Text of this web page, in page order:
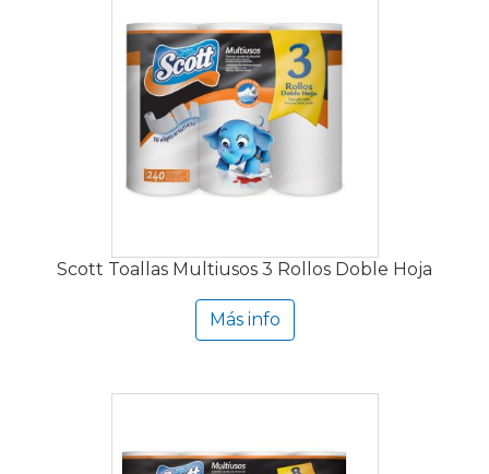
Scott Toallas Multiusos 3 Rollos Doble Hoja
Más info